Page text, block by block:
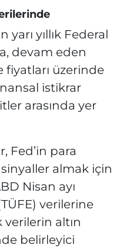
yıllık Federal
devam eden
fiyatları üzerinde
istikrar
arasında yer
Fed’in para
almak için
Nisan ayı
verilerine
verilerin altın
belirleyici